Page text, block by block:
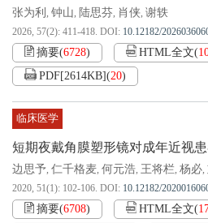
张为利 , 钟山, 陆思芬, 肖侠, 谢轶
2026, 57(2): 411-418. DOI: 10.12182/
摘要(6728) HTML全文(
PDF[2614KB](20)
临床医学
短期夜戴角膜塑形镜对成年近视
边思予, 仁千格麦, 何元浩, 王将栏, 杨必,
2020, 51(1): 102-106. DOI: 10.12182/
摘要(6708) HTML全文(